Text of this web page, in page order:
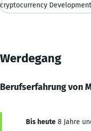
cryptocurrency
Werdegang
Berufserfahrung von
Bis heute 8 Jahre